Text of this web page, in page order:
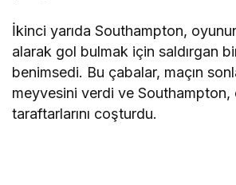
İkinci yarıda Southampton,
alarak gol bulmak için saldırgan
benimsedi. Bu çabalar, maçın
meyvesini verdi ve Southampton,
taraftarlarını coşturdu.